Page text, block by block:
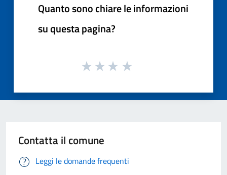
Quanto sono chiare le informazioni
su questa pagina?
Contatta il comune
Leggi le domande frequenti